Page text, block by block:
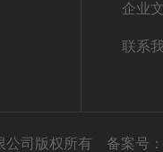
企业
联系
公司版权所有 备案号